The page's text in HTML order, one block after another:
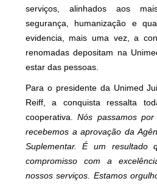
serviços, alinhados aos
segurança, humanização e
evidencia, mais uma vez, a
renomadas depositam na
estar das pessoas.
Para o presidente da Unimed
Reiff, a conquista ressalta
cooperativa. Nós passamos
recebemos a aprovação da
Suplementar. É um resultado
compromisso com a
nossos serviços. Estamos